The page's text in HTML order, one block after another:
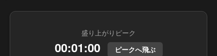
盛り上がりピーク
00:01:00 ピークへ飛ぶ